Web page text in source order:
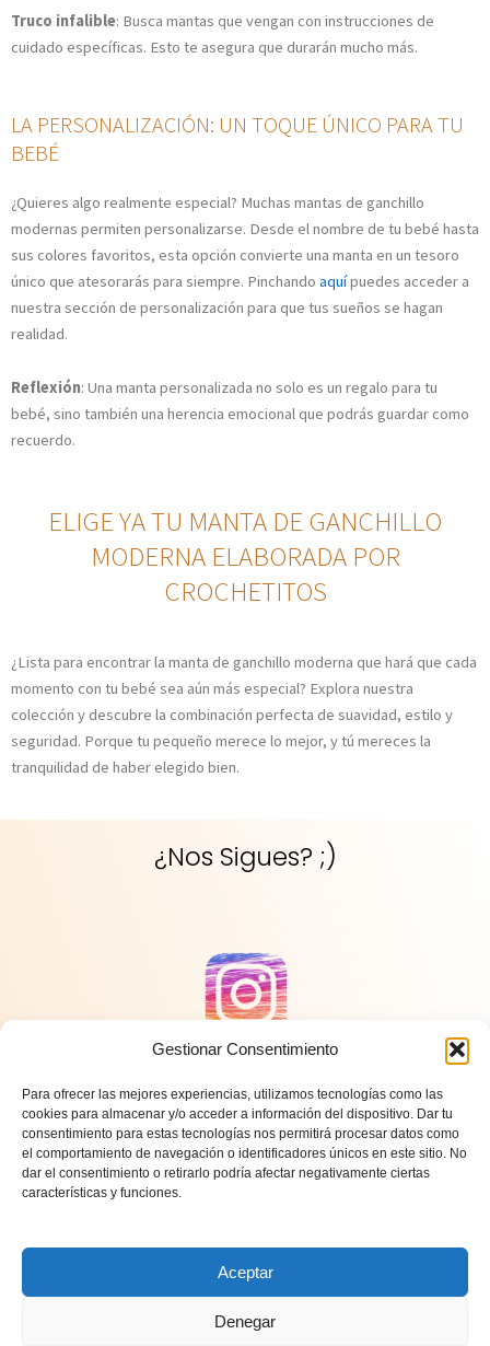
Gestionar Consentimiento
Para ofrecer las mejores experiencias, utilizamos tecnologías como las
cookies para almacenar y/o acceder a información del dispositivo. Dar tu
consentimiento para estas tecnologías nos permitirá procesar datos como
el comportamiento de navegación o identificadores únicos en este sitio. No
dar el consentimiento o retirarlo podría afectar negativamente ciertas
características y funciones.
Aceptar
Denegar
Truco infalible: Busca mantas que vengan con instrucciones de
cuidado específicas. Esto te asegura que durarán mucho más.
LA PERSONALIZACIÓN: UN TOQUE ÚNICO PARA TU
BEBÉ
¿Quieres algo realmente especial? Muchas mantas de ganchillo
modernas permiten personalizarse. Desde el nombre de tu bebé hasta
sus colores favoritos, esta opción convierte una manta en un tesoro
único que atesorarás para siempre. Pinchando aquípuedes acceder a
nuestra sección de personalización para que tus sueños se hagan
realidad.
Reflexión: Una manta personalizada no solo es un regalo para tu
bebé, sino también una herencia emocional que podrás guardar como
recuerdo.
ELIGE YA TU MANTA DE GANCHILLO
MODERNA ELABORADA POR
CROCHETITOS
¿Lista para encontrar la manta de ganchillo moderna que hará que cada
momento con tu bebé sea aún más especial? Explora nuestra
colección y descubre la combinación perfecta de suavidad, estilo y
seguridad. Porque tu pequeño merece lo mejor, y tú mereces la
tranquilidad de haber elegido bien.
¿Nos Sigues? ;)
Política de Devoluciones
Política de Privacidad